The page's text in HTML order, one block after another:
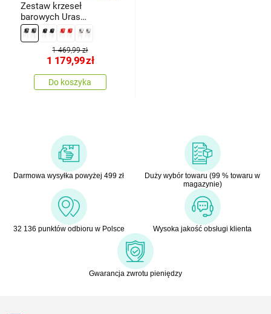
Zestaw krzeseł
barowych Uras
Anthracite and White, 2
szt.
1 469,99 zł
1 179,99zł
Do koszyka
Darmowa wysyłka powyżej 499 zł
Duży wybór towaru (99 % towaru w
magazynie)
32 136 punktów odbioru w Polsce Wysoka jakość obsługi klienta
Gwarancja zwrotu pieniędzy